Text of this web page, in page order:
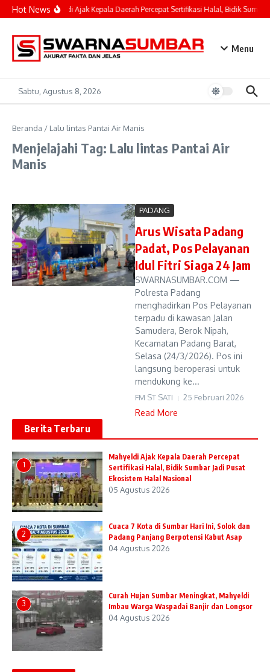
Lewati ke konten
Hot NewsMahyeldi Ajak Kepala Daerah Percepat Sertifikasi Halal, Bidik
Menu
Sabtu, Agustus 8, 2026
Beranda / Lalu lintas Pantai Air Manis
Menjelajahi Tag: Lalu lintas Pantai Air
Manis
PADANG
Arus Wisata Padang
Padat, Pos Pelayanan
Idul Fitri Siaga 24 Jam
SWARNASUMBAR.COM —
Polresta Padang
menghadirkan Pos Pelayanan
terpadu di kawasan Jalan
Samudera, Berok Nipah,
Kecamatan Padang Barat,
Selasa (24/3/2026). Pos ini
langsung beroperasi untuk
mendukung ke...
FM ST SATI 25 Februari 2026
Read More
Berita Terbaru
1
Mahyeldi Ajak Kepala Daerah Percepat
Sertifikasi Halal, Bidik Sumbar Jadi Pusat
Ekosistem Halal Nasional
05 Agustus 2026
2
Cuaca 7 Kota di Sumbar Hari Ini, Solok dan
Padang Panjang Berpotensi Kabut Asap
04 Agustus 2026
3
Curah Hujan Sumbar Meningkat, Mahyeldi
Imbau Warga Waspadai Banjir dan Longsor
04 Agustus 2026